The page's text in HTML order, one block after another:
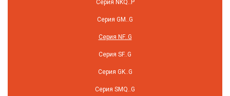
Серия NKQ..P
Серия GM..G
Серия NF..G
Серия SF..G
Серия GK..G
Серия SMQ..G